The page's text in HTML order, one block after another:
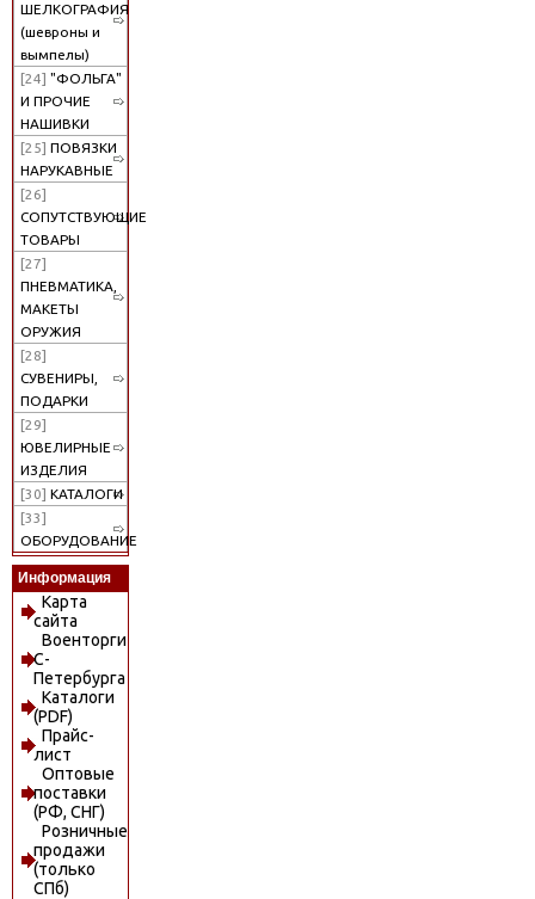
ШЕЛКОГРАФИЯ
(шевроны и
вымпелы)
[24] "ФОЛЬГА"
И ПРОЧИЕ
НАШИВКИ
[25] ПОВЯЗКИ
НАРУКАВНЫЕ
[26]
СОПУТСТВУЮЩИЕ
ТОВАРЫ
[27]
ПНЕВМАТИКА,
МАКЕТЫ
ОРУЖИЯ
[28]
СУВЕНИРЫ,
ПОДАРКИ
[29]
ЮВЕЛИРНЫЕ
ИЗДЕЛИЯ
[30] КАТАЛОГИ
[33]
ОБОРУДОВАНИЕ
Информация
Карта
сайта
Военторги
С-
Петербурга
Каталоги
(PDF)
Прайс-
лист
Оптовые
поставки
(РФ, СНГ)
Розничные
продажи
(только
СПб)